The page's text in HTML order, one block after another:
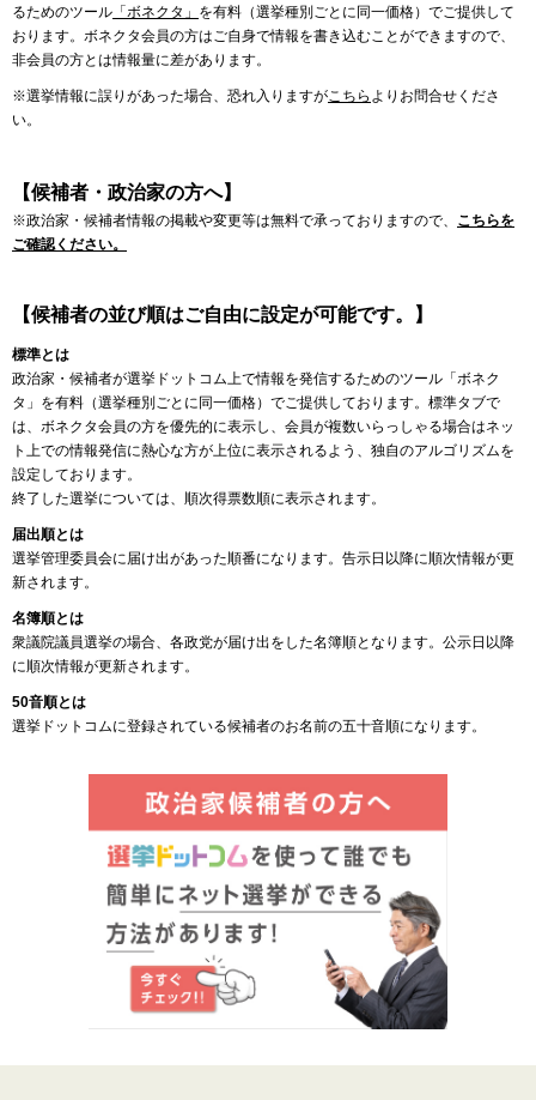
るためのツール 「ボネクタ」 を有料（選挙種別ごとに同一価格）でご提供して
おります。ボネクタ会員の方はご自身で情報を書き込むことができますので、
非会員の方とは情報量に差があります。
※選挙情報に誤りがあった場合、恐れ入りますがこちら よりお問合せくださ
い。
【候補者・政治家の方へ】
※政治家・候補者情報の掲載や変更等は無料で承っておりますので、 こちらを
ご確認ください。
【候補者の並び順はご自由に設定が可能です。】
標準とは
政治家・候補者が選挙ドットコム上で情報を発信するためのツール「ボネク
タ」を有料（選挙種別ごとに同一価格）でご提供しております。標準タブで
は、ボネクタ会員の方を優先的に表示し、会員が複数いらっしゃる場合はネッ
ト上での情報発信に熱心な方が上位に表示されるよう、独自のアルゴリズムを
設定しております。
終了した選挙については、順次得票数順に表示されます。
届出順とは
選挙管理委員会に届け出があった順番になります。告示日以降に順次情報が更
新されます。
名簿順とは
衆議院議員選挙の場合、各政党が届け出をした名簿順となります。公示日以降
に順次情報が更新されます。
50音順とは
選挙ドットコムに登録されている候補者のお名前の五十音順になります。